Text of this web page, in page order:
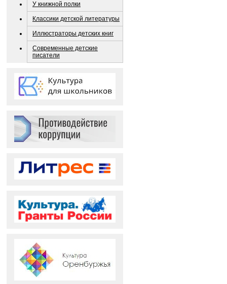
У книжной полки
Классики детской литературы
Иллюстраторы детских книг
Современные детские
писатели